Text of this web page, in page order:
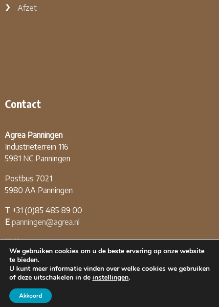
Afzet
Contact
Agrea Panningen
Industrieterrein 116
5981 NC Panningen
Postbus 7021
5980 AA Panningen
T +31 (0)85 485 89 00
E panningen@agrea.nl
KvK12.04.03.09
BTWNL808226174B01
We gebruiken cookies om u de beste ervaring op onze website
te bieden.
U kunt meer informatie vinden over welke cookies we gebruiken
of deze uitschakelen in de instellingen.
Akkoord